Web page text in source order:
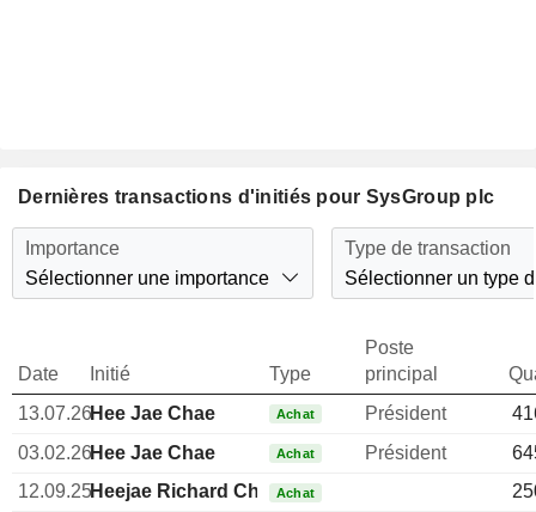
Dernières transactions d'initiés pour SysGroup plc
Importance
Sélectionner une importance
Type de transaction
Sélectionner un type
Date Initié Type
Poste
principal
13.07.26Hee Jae Chae Achat Président
03.02.26Hee Jae Chae Achat Président
12.09.25Heejae Richard ChaeAchat